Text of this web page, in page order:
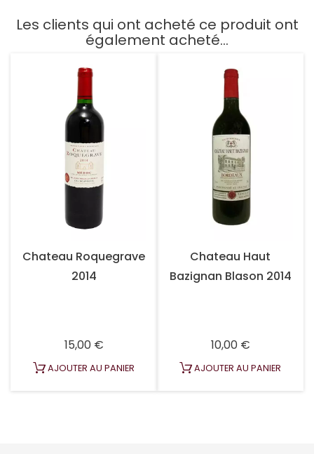
Les clients qui ont acheté ce produit ont
également acheté...
Chateau Roquegrave
2014
15,00 €Prix
AJOUTER AU PANIER
Chateau Haut
Bazignan Blason 2014
10,00 €Prix
AJOUTER AU PANIER